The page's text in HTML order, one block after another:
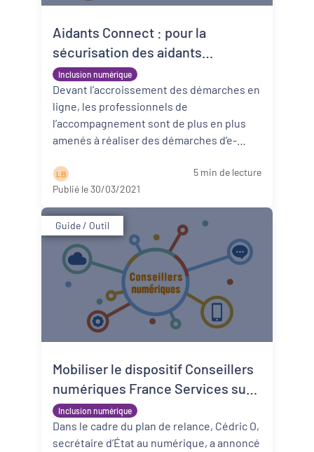
Inclusion numérique
Aidants Connect : pour la
sécurisation des aidants
numériques professionnels
Devant l’accroissement des démarches en
ligne, les professionnels de
l’accompagnement sont de plus en plus
amenés à réaliser des démarches d’e-
Ce ...
L B
5 min de lecture
Publié le 30/03/2021
Guide / Outil
Inclusion numérique
Mobiliser le dispositif Conseillers
numériques France Services sur
son territoire
Dans le cadre du plan de relance, Cédric O,
secrétaire d’État au numérique, a annoncé